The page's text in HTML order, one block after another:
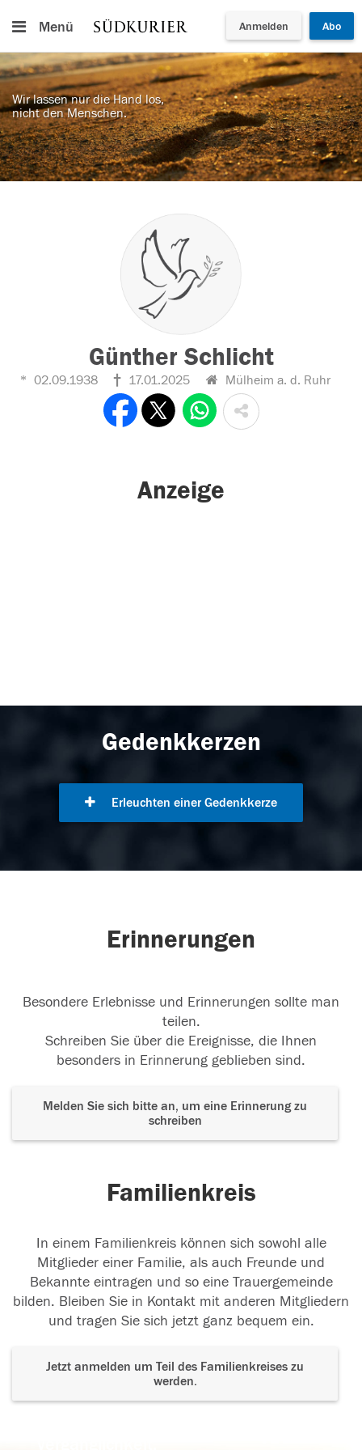
Menü Anmelden Abo
Wir lassen nur die Hand los,
nicht den Menschen.
Günther Schlicht
02.09.1938 17.01.2025 Mülheim a. d. Ruhr
Anzeige
Gedenkkerzen
Erleuchten einer Gedenkkerze
Erinnerungen
Besondere Erlebnisse und Erinnerungen sollte man
teilen.
Schreiben Sie über die Ereignisse, die Ihnen
besonders in Erinnerung geblieben sind.
Melden Sie sich bitte an, um eine Erinnerung zu
schreiben
Familienkreis
In einem Familienkreis können sich sowohl alle
Mitglieder einer Familie, als auch Freunde und
Bekannte eintragen und so eine Trauergemeinde
bilden. Bleiben Sie in Kontakt mit anderen Mitgliedern
und tragen Sie sich jetzt ganz bequem ein.
Jetzt anmelden um Teil des Familienkreises zu
werden.